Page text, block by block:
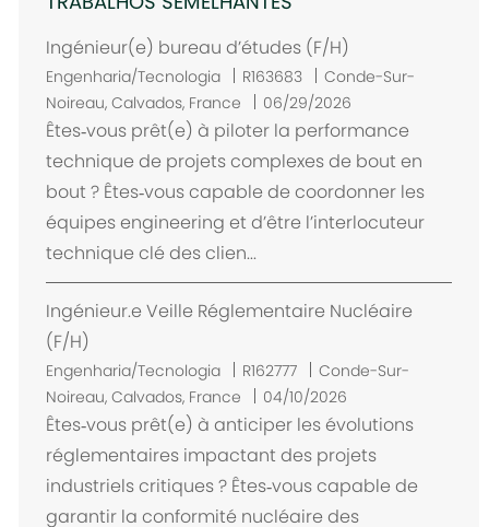
Ingénieur(e) bureau d’études (F/H)
Engenharia/Tecnologia R163683
L
o
c
a
z
ç
ã
Conde-Sur-
Noireau, Calvados, France
06/29/2026
Êtes‑vous prêt(e) à piloter la performance
technique de projets complexes de bout en
bout ? Êtes‑vous capable de coordonner les
équipes engineering et d’être l’interlocuteur
technique clé des clien...
Ingénieur.e Veille Réglementaire Nucléaire
(F/H)
Engenharia/Tecnologia R162777
L
o
c
a
Conde-Sur-
Noireau, Calvados, France
04/10/2026
Êtes‑vous prêt(e) à anticiper les évolutions
réglementaires impactant des projets
industriels critiques ? Êtes‑vous capable de
garantir la conformité nucléaire des